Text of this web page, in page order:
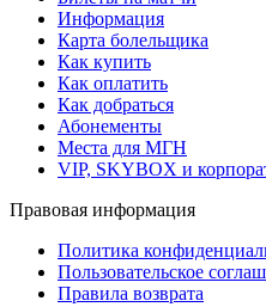
Информация
Карта болельщика
Как купить
Как оплатить
Как добраться
Абонементы
Места для МГН
VIP, SKYBOX и
Правовая информация
Политика
Пользовательское
Правила возврата